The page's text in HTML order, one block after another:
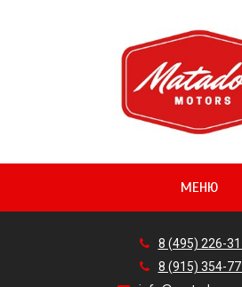
МЕНЮ
8 (495) 226-
8 (915) 354-